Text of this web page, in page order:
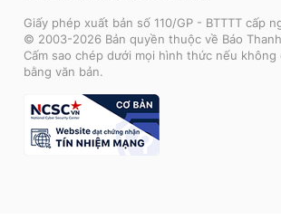
Giấy phép xuất bản số 110/GP - BTTTT cấp
© 2003-2026 Bản quyền thuộc về Báo
Cấm sao chép dưới mọi hình thức nếu
bằng văn bản.